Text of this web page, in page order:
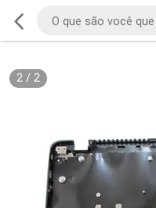
2/ 2